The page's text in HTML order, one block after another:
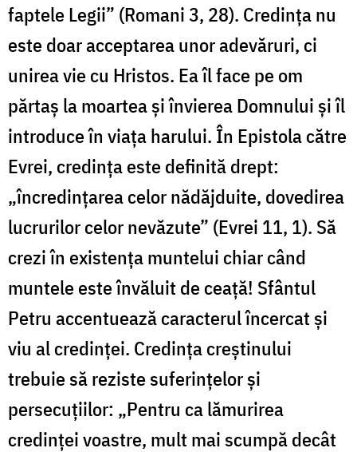
faptele Legii” (Romani 3, 28). Credința nu
este doar acceptarea unor adevăruri, ci
unirea vie cu Hristos. Ea îl face pe om
părtaș la moartea și învierea Domnului și îl
introduce în viața harului. În Epistola către
Evrei, credința este definită drept:
„încredințarea celor nădăjduite, dovedirea
lucrurilor celor nevăzute” (Evrei 11, 1). Să
crezi în existența muntelui chiar când
muntele este învăluit de ceață! Sfântul
Petru accentuează caracterul încercat și
viu al credinței. Credința creștinului
trebuie să reziste suferințelor și
persecuțiilor: „Pentru ca lămurirea
credinței voastre, mult mai scumpă decât